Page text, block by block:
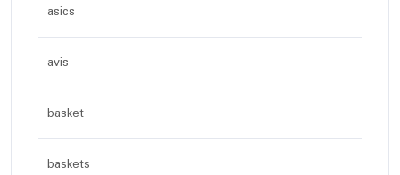
asics
avis
basket
baskets